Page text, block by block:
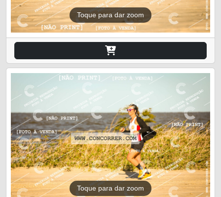
Toque para dar zoom
Toque para dar zoom